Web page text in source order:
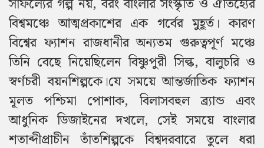
সাফল্যের গল্প নয়, বরং বাংলার সংস্কৃতি ও ঐতিহ্যের
বিশ্বমঞ্চে আত্মপ্রকাশের এক গর্বের মুহূর্ত। কারণ
বিশ্বের ফ্যাশন রাজধানীর অন্যতম গুরুত্বপূর্ণ মঞ্চে
তিনি বেছে নিয়েছিলেন বিষ্ণুপুরী সিল্ক, বালুচরি ও
স্বর্ণচরী বয়নশিল্পকে।যে সময়ে আন্তর্জাতিক ফ্যাশন
মূলত পশ্চিমা পোশাক, বিলাসবহুল ব্র্যান্ড এবং
আধুনিক ডিজাইনের দখলে, সেই সময়ে বাংলার
শতাব্দীপ্রাচীন তাঁতশিল্পকে বিশ্বদরবারে তুলে ধরা